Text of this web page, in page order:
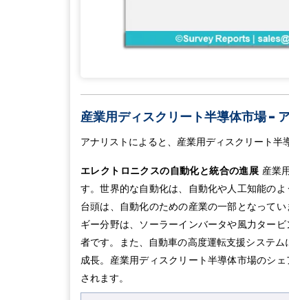
産業用ディスクリート半導体市場 -
アナリストによると、産業用ディスクリート半
エレクトロニクスの自動化と統合の進展 産業
す。世界的な自動化は、自動化や人工知能の
台頭は、自動化のための産業の一部となって
ギー分野は、ソーラーインバータや風力ター
者です。また、自動車の高度運転支援システ
成長。産業用ディスクリート半導体市場のシ
されます。